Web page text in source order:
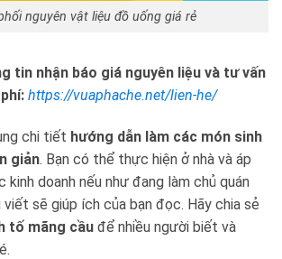
nguyên vật liệu đồ uống giá rẻ
tin nhận báo giá nguyên liệu và tư vấn
https://vuaphache.net/lien-he/
chi tiết hướng dẫn làm các món sinh
giản. Bạn có thể thực hiện ở nhà và áp
kinh doanh nếu như đang làm chủ quán
sẽ giúp ích của bạn đọc. Hãy chia sẻ
tố mãng cầu để nhiều người biết và